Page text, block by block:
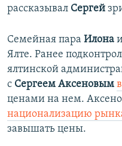
рассказывал Сергей
Семейная пара Илона
Ялте. Ранее
ялтинской
с Сергеем Аксеновым
ценами на нем.
национализацию
завышать цены.